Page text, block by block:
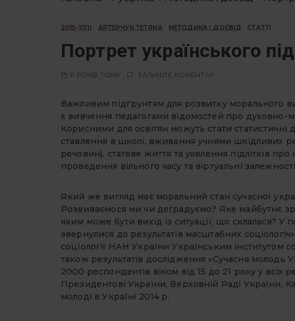
2015-1(31) АРТЕРЧУК ТЕТЯНА МЕТОДИКА І ДОСВІД СТАТТІ
Портрет українського
11 РОКІВ ТОМУ ЗАЛИШТЕ КОМЕНТАР
Важливим підґрунтям для розвитку морального
є вивчення педагогами відомостей про духовно-
Корисними для освітян можуть стати
ставлення в школі, вживання учнями шкідливих
речовин), статеве життя та уявлення підлітків про
проведення вільного часу та віртуальні
Який же вигляд має моральний стан сучасної
Розвиваємося ми чи деградуємо? Яке майбутнє
яким може бути вихід із ситуації, що склалася? У
звернулися до результатів масштабних
соціології НАН України Українським інститутом
також результатів дослідження «Сучасна молодь
2000 респондентів віком від 15 до 21 року у всіх
Президентові України, Верховній Раді України,
молоді в Україні 2014 р.